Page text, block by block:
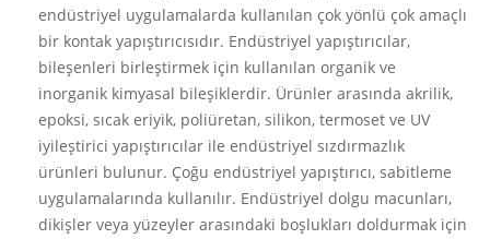
endüstriyel uygulamalarda kullanılan çok yönlü çok amaçlı
bir kontak yapıştırıcısıdır. Endüstriyel yapıştırıcılar,
bileşenleri birleştirmek için kullanılan organik ve
inorganik kimyasal bileşiklerdir. Ürünler arasında akrilik,
epoksi, sıcak eriyik, poliüretan, silikon, termoset ve UV
iyileştirici yapıştırıcılar ile endüstriyel sızdırmazlık
ürünleri bulunur. Çoğu endüstriyel yapıştırıcı, sabitleme
uygulamalarında kullanılır. Endüstriyel dolgu macunları,
dikişler veya yüzeyler arasındaki boşlukları doldurmak için